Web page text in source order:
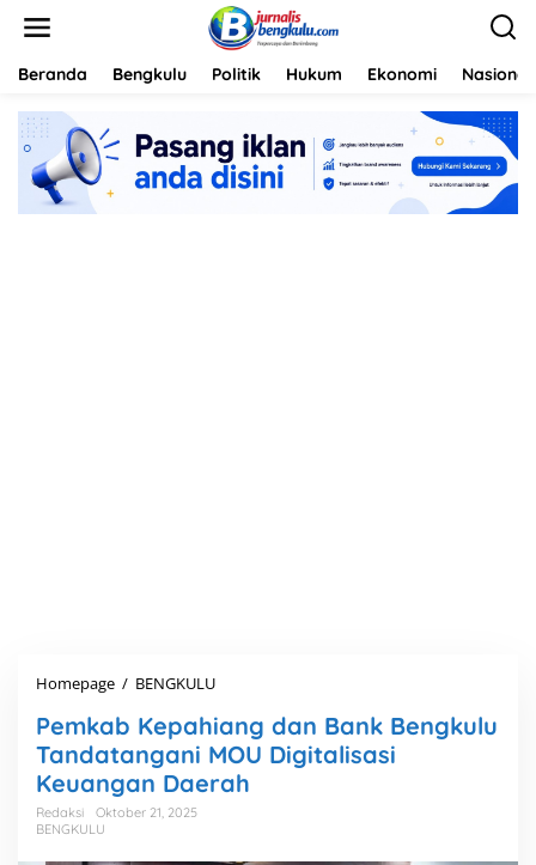
Beranda Bengkulu Politik Hukum Ekonomi Nasional
Homepage / BENGKULU
m
k
a
b
Pemkab Kepahiang dan Bank Bengkulu
Tandatangani MOU Digitalisasi
Keuangan Daerah
Redaksi
Oktober 21, 2025
BENGKULU